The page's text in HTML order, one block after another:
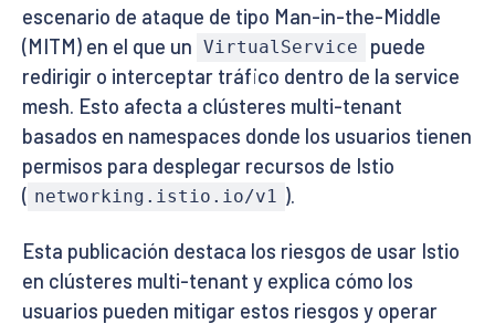
escenario de ataque de tipo Man-in-the-Middle
(MITM) en el que un VirtualService
puede
redirigir o interceptar tráfico dentro de la service
mesh. Esto afecta a clústeres multi-tenant
basados en namespaces donde los usuarios tienen
permisos para desplegar recursos de Istio
( networking.istio.io/v1 ).
Esta publicación destaca los riesgos de usar Istio
en clústeres multi-tenant y explica cómo los
usuarios pueden mitigar estos riesgos y operar